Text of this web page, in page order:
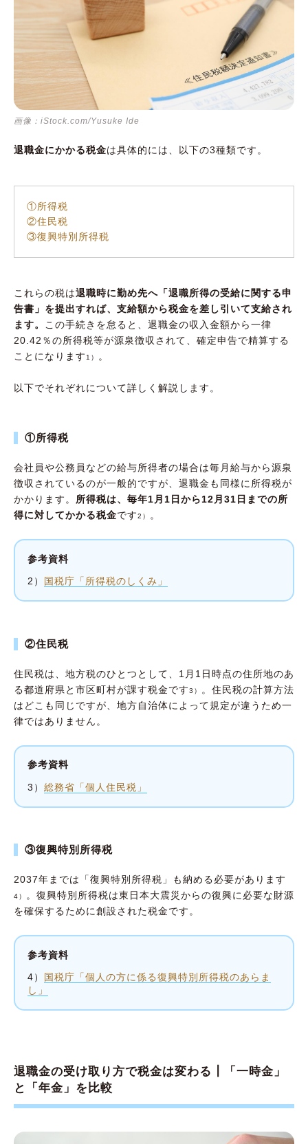
画像：iStock.com/Yusuke Ide
退職金にかかる税金は具体的には、以下の3種類です。
①所得税
②住民税
③復興特別所得税
これらの税は退職時に勤め先へ「退職所得の受給に関する申
告書」を提出すれば、支給額から税金を差し引いて支給され
ます。
この手続きを怠ると、退職金の収入金額から一律
20.42％の所得税等が源泉徴収されて、確定申告で精算する
ことになります 1） 。
以下でそれぞれについて詳しく解説します。
①所得税
会社員や公務員などの給与所得者の場合は毎月給与から源泉
徴収されているのが一般的ですが、退職金も同様に所得税が
かかります。 所得税は、毎年1月1日から12月31日までの所
得に対してかかる税金です2） 。
参考資料
2） 国税庁「所得税のしくみ」
②住民税
住民税は、地方税のひとつとして、1月1日時点の住所地のあ
る都道府県と市区町村が課す税金です3）
。住民税の計算方法
はどこも同じですが、地方自治体によって規定が違うため一
律ではありません。
参考資料
3） 総務省「個人住民税」
③復興特別所得税
2037年までは「復興特別所得税」も納める必要があります
4）
。復興特別所得税は東日本大震災からの復興に必要な財源
を確保するために創設された税金です。
参考資料
4）
国税庁「個人の方に係る復興特別所得税のあらま
し」
退職金の受け取り方で税金は変わる┃「一時金」
と「年金」を比較